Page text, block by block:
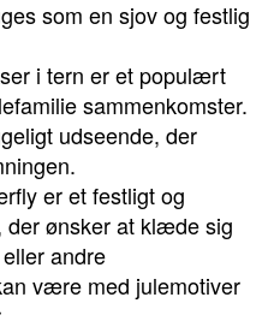
som en sjov og festlig
i tern er et populært
sammenkomster.
udseende, der
er et festligt og
ønsker at klæde sig
andre
være med julemotiver